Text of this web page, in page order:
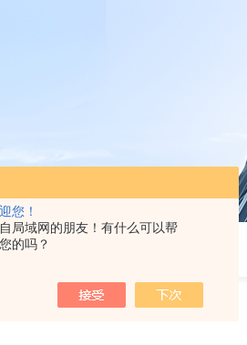
您！
局域网的朋友！有什么可以帮
的吗？
座阀
阀